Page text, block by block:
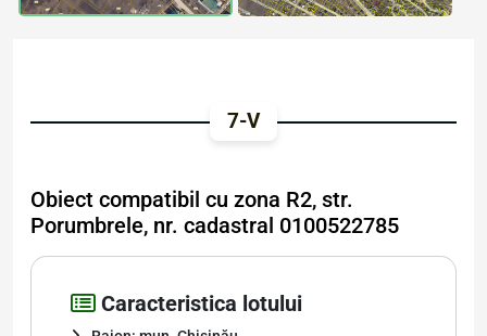
7-V
Obiect compatibil cu zona R2, str.
Porumbrele, nr. cadastral 0100522785
Caracteristica lotului